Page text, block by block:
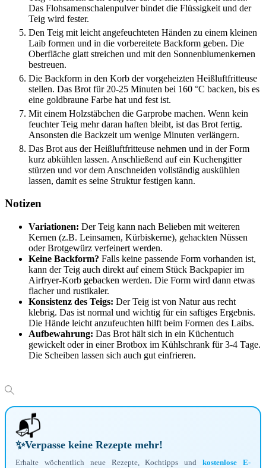
Das Flohsamenschalenpulver bindet die Flüssigkeit und der
Teig wird fester.
Den Teig mit leicht angefeuchteten Händen zu einem kleinen
Laib formen und in die vorbereitete Backform geben. Die
Oberfläche glatt streichen und mit den Sonnenblumenkernen
bestreuen.
Die Backform in den Korb der vorgeheizten Heißluftfritteuse
stellen. Das Brot für 20-25 Minuten bei 160 °C backen, bis es
eine goldbraune Farbe hat und fest ist.
Mit einem Holzstäbchen die Garprobe machen. Wenn kein
feuchter Teig mehr daran haften bleibt, ist das Brot fertig.
Ansonsten die Backzeit um wenige Minuten verlängern.
Das Brot aus der Heißluftfritteuse nehmen und in der Form
kurz abkühlen lassen. Anschließend auf ein Kuchengitter
stürzen und vor dem Anschneiden vollständig auskühlen
lassen, damit es seine Struktur festigen kann.
Notizen
Variationen: Der Teig kann nach Belieben mit weiteren
Kernen (z.B. Leinsamen, Kürbiskerne), gehackten Nüssen
oder Brotgewürz verfeinert werden.
Keine Backform? Falls keine passende Form vorhanden ist,
kann der Teig auch direkt auf einem Stück Backpapier im
Airfryer-Korb gebacken werden. Die Form wird dann etwas
flacher und rustikaler.
Konsistenz des Teigs: Der Teig ist von Natur aus recht
klebrig. Das ist normal und wichtig für ein saftiges Ergebnis.
Die Hände leicht anzufeuchten hilft beim Formen des Laibs.
Aufbewahrung: Das Brot hält sich in ein Küchentuch
gewickelt oder in einer Brotbox im Kühlschrank für 3-4 Tage.
Die Scheiben lassen sich auch gut einfrieren.
📬
✨Verpasse keine Rezepte mehr!
Erhalte wöchentlich neue Rezepte, Kochtipps undkostenlose E-